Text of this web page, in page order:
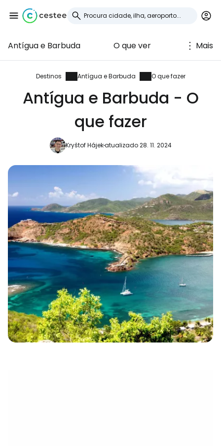
Antígua e Barbuda O que ver Mais
Destinos Antígua e Barbuda O que fazer
Antígua e Barbuda - O
que fazer
Kryštof Hájekatualizado 28. 11. 2024
Iniciar sessão no
Cestee
... a comunidade mundial de viajantes
Continuar com o Google
Continuar com o Facebook
Continuar com o correio
eletrónico